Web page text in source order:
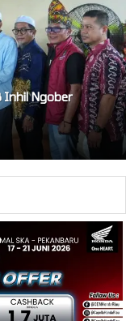
Inhil Ngober